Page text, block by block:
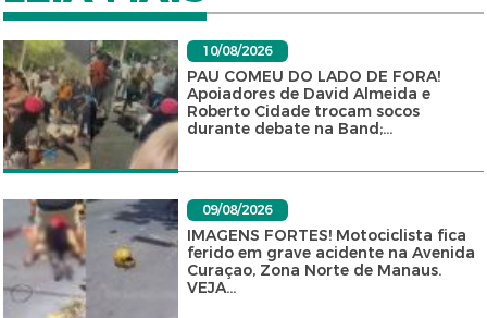
10/08/2026
PAU COMEU DO LADO DE FORA!
Apoiadores de David Almeida e
Roberto Cidade trocam socos
durante debate na Band;...
09/08/2026
IMAGENS FORTES! Motociclista fica
ferido em grave acidente na Avenida
Curaçao, Zona Norte de Manaus.
VEJA...